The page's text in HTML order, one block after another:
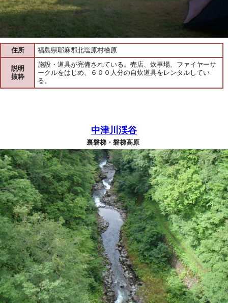
住所 福島県耶麻郡北塩原村檜原
説明
抜粋
施設・道具が完備されている。売店、炊事場、ファイヤーサ
ークルをはじめ、６００人分の自炊道具をレンタルしてい
る。
中津川渓谷
裏磐梯・磐梯高原